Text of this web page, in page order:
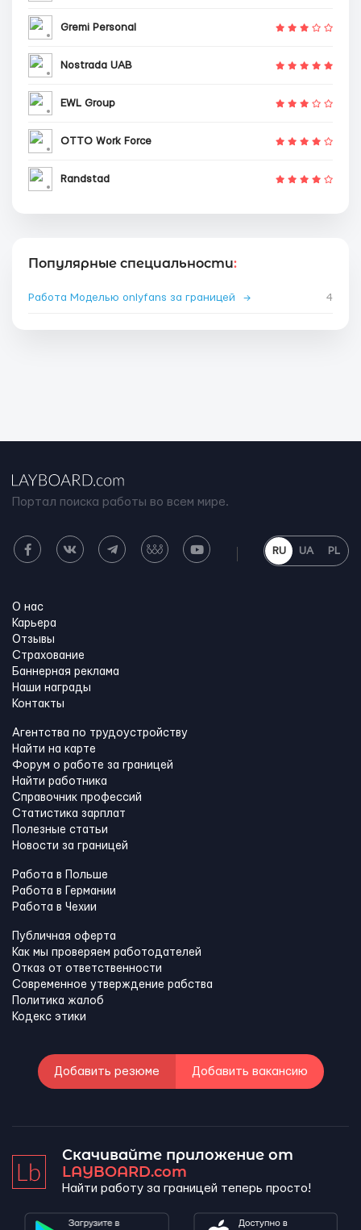
Gremi Personal
Nostrada UAB
EWL Group
OTTO Work Force
Randstad
Популярные специальности:
Работа Моделью onlyfans за границей → 4
Портал поиска работы во всем мире.
RU UA PL
О нас
Карьера
Отзывы
Страхование
Баннерная реклама
Наши награды
Контакты
Агентства по трудоустройству
Найти на карте
Форум о работе за границей
Найти работника
Справочник профессий
Статистика зарплат
Полезные статьи
Новости за границей
Работа в Польше
Работа в Германии
Работа в Чехии
Публичная оферта
Как мы проверяем работодателей
Отказ от ответственности
Современное утверждение рабства
Политика жалоб
Кодекс этики
Добавить резюме Добавить вакансию
Скачивайте приложение от
LAYBOARD.com
Найти работу за границей теперь просто!